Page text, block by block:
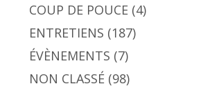
COUP DE POUCE (4)
ENTRETIENS (187)
ÉVÈNEMENTS (7)
NON CLASSÉ (98)